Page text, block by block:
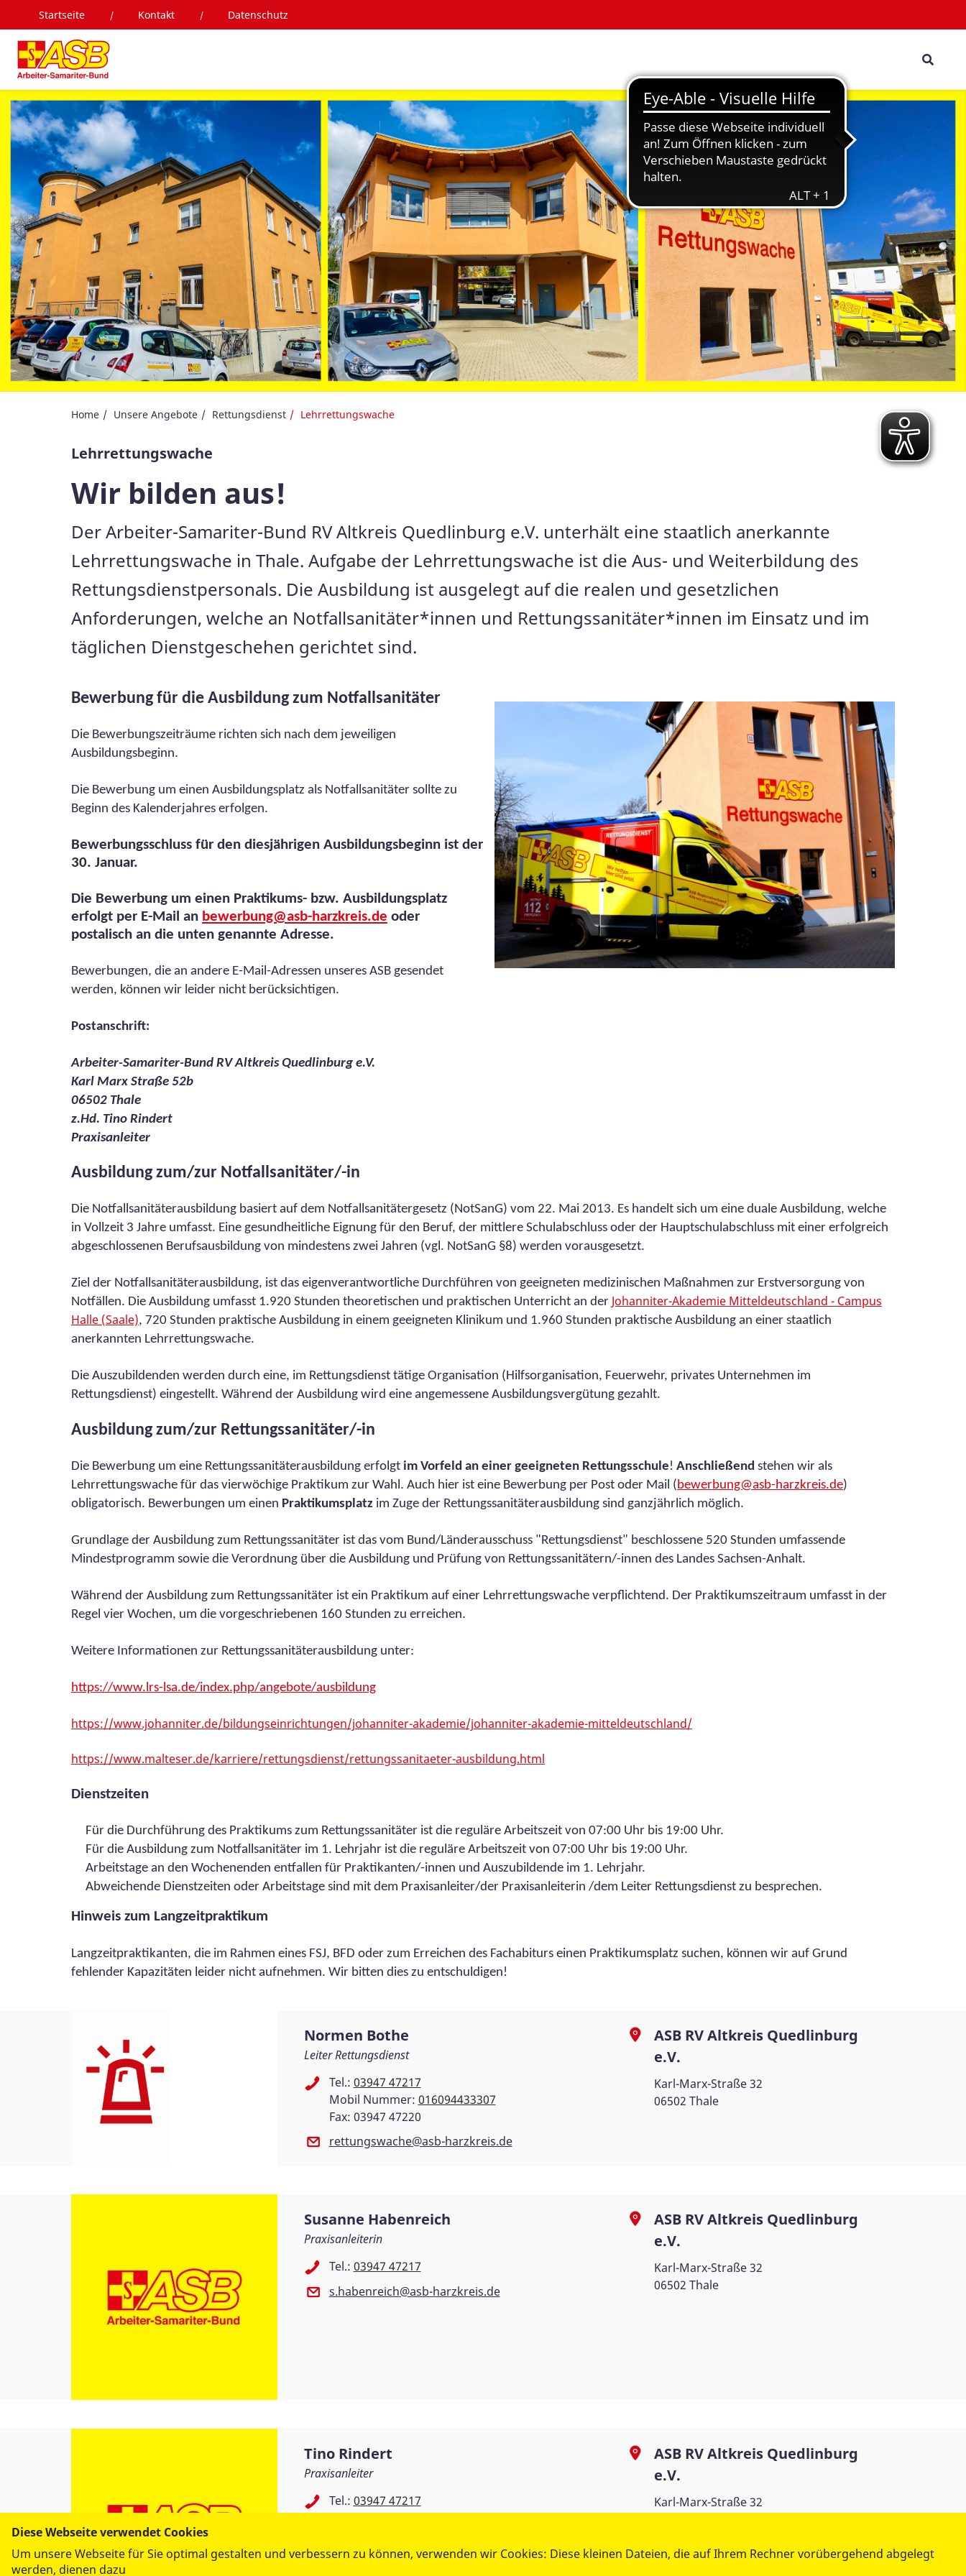
Startseite Kontakt Datenschutz
Home Unsere Angebote Rettungsdienst Lehrrettungswache
Lehrrettungswache
Wir bilden aus!
Der Arbeiter-Samariter-Bund RV Altkreis Quedlinburg e.V. unterhält eine staatlich anerkannte
Lehrrettungswache in Thale. Aufgabe der Lehrrettungswache ist die Aus- und Weiterbildung des
Rettungsdienstpersonals. Die Ausbildung ist ausgelegt auf die realen und gesetzlichen
Anforderungen, welche an Notfallsanitäter*innen und Rettungssanitäter*innen im Einsatz und im
täglichen Dienstgeschehen gerichtet sind.
Bewerbung für die Ausbildung zum Notfallsanitäter
Die Bewerbungszeiträume richten sich nach dem jeweiligen
Ausbildungsbeginn.
Die Bewerbung um einen Ausbildungsplatz als Notfallsanitäter sollte zu
Beginn des Kalenderjahres erfolgen.
Bewerbungsschluss für den diesjährigen Ausbildungsbeginn ist der
30. Januar.
Die Bewerbung um einen Praktikums- bzw. Ausbildungsplatz
erfolgt per E-Mail an bewerbung@asb-harzkreis.de oder
postalisch an die unten genannte Adresse.
Bewerbungen, die an andere E-Mail-Adressen unseres ASB gesendet
werden, können wir leider nicht berücksichtigen.
Postanschrift:
Arbeiter-Samariter-Bund RV Altkreis Quedlinburg e.V.
Karl Marx Straße 52b
06502 Thale
z.Hd. Tino Rindert
Praxisanleiter
Ausbildung zum/zur Notfallsanitäter/-in
Die Notfallsanitäterausbildung basiert auf dem Notfallsanitätergesetz (NotSanG) vom 22. Mai 2013. Es handelt sich um eine duale Ausbildung, welche
in Vollzeit 3 Jahre umfasst. Eine gesundheitliche Eignung für den Beruf, der mittlere Schulabschluss oder der Hauptschulabschluss mit einer erfolgreich
abgeschlossenen Berufsausbildung von mindestens zwei Jahren (vgl. NotSanG §8) werden vorausgesetzt.
Ziel der Notfallsanitäterausbildung, ist das eigenverantwortliche Durchführen von geeigneten medizinischen Maßnahmen zur Erstversorgung von
Notfällen. Die Ausbildung umfasst 1.920 Stunden theoretischen und praktischen Unterricht an der Johanniter-Akademie Mitteldeutschland - Campus
Halle (Saale), 720 Stunden praktische Ausbildung in einem geeigneten Klinikum und 1.960 Stunden praktische Ausbildung an einer staatlich
anerkannten Lehrrettungswache.
Die Auszubildenden werden durch eine, im Rettungsdienst tätige Organisation (Hilfsorganisation, Feuerwehr, privates Unternehmen im
Rettungsdienst) eingestellt. Während der Ausbildung wird eine angemessene Ausbildungsvergütung gezahlt.
Ausbildung zum/zur Rettungssanitäter/-in
Die Bewerbung um eine Rettungssanitäterausbildung erfolgt im Vorfeld an einer geeigneten Rettungsschule! Anschließend stehen wir als
Lehrrettungswache für das vierwöchige Praktikum zur Wahl. Auch hier ist eine Bewerbung per Post oder Mail (bewerbung@asb-harzkreis.de)
obligatorisch. Bewerbungen um einen Praktikumsplatz im Zuge der Rettungssanitäterausbildung sind ganzjährlich möglich.
Grundlage der Ausbildung zum Rettungssanitäter ist das vom Bund/Länderausschuss "Rettungsdienst" beschlossene 520 Stunden umfassende
Mindestprogramm sowie die Verordnung über die Ausbildung und Prüfung von Rettungssanitätern/-innen des Landes Sachsen-Anhalt.
Während der Ausbildung zum Rettungssanitäter ist ein Praktikum auf einer Lehrrettungswache verpflichtend. Der Praktikumszeitraum umfasst in der
Regel vier Wochen, um die vorgeschriebenen 160 Stunden zu erreichen.
Weitere Informationen zur Rettungssanitäterausbildung unter:
https://www.lrs-lsa.de/index.php/angebote/ausbildung
https://www.johanniter.de/bildungseinrichtungen/johanniter-akademie/johanniter-akademie-mitteldeutschland/
https://www.malteser.de/karriere/rettungsdienst/rettungssanitaeter-ausbildung.html
Dienstzeiten
Für die Durchführung des Praktikums zum Rettungssanitäter ist die reguläre Arbeitszeit von 07:00 Uhr bis 19:00 Uhr.
Für die Ausbildung zum Notfallsanitäter im 1. Lehrjahr ist die reguläre Arbeitszeit von 07:00 Uhr bis 19:00 Uhr.
Arbeitstage an den Wochenenden entfallen für Praktikanten/-innen und Auszubildende im 1. Lehrjahr.
Abweichende Dienstzeiten oder Arbeitstage sind mit dem Praxisanleiter/der Praxisanleiterin /dem Leiter Rettungsdienst zu besprechen.
Hinweis zum Langzeitpraktikum
Langzeitpraktikanten, die im Rahmen eines FSJ, BFD oder zum Erreichen des Fachabiturs einen Praktikumsplatz suchen, können wir auf Grund
fehlender Kapazitäten leider nicht aufnehmen. Wir bitten dies zu entschuldigen!
Normen Bothe
Leiter Rettungsdienst
Tel.: 03947 47217
Mobil Nummer: 016094433307
Fax: 03947 47220
rettungswache@asb-harzkreis.de
ASB RV Altkreis Quedlinburg
e.V.
Karl-Marx-Straße 32
06502 Thale
Susanne Habenreich
Praxisanleiterin
Tel.: 03947 47217
s.habenreich@asb-harzkreis.de
ASB RV Altkreis Quedlinburg
e.V.
Karl-Marx-Straße 32
06502 Thale
Tino Rindert
Praxisanleiter
Tel.: 03947 47217
Fax: 03947 47220
ASB RV Altkreis Quedlinburg
e.V.
Karl-Marx-Straße 32
Diese Webseite verwendet Cookies
Um unsere Webseite für Sie optimal gestalten und verbessern zu können, verwenden wir Cookies: Diese kleinen Dateien, die auf Ihrem Rechner vorübergehend abgelegt
werden, dienen dazu